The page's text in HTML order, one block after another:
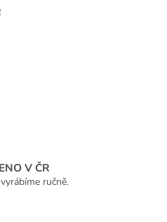
V ČR
ručně.